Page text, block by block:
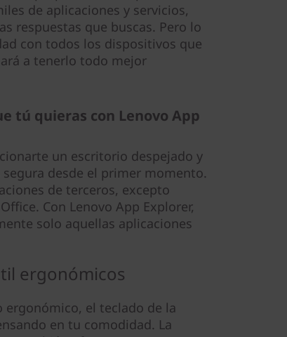
de aplicaciones y servicios,
respuestas que buscas. Pero lo
con todos los dispositivos que
a tenerlo todo mejor
tú quieras con Lenovo App
un escritorio despejado y
desde el primer momento.
de terceros, excepto
Con Lenovo App Explorer,
solo aquellas aplicaciones
ergonómicos
ergonómico, el teclado de la
en tu comodidad. La